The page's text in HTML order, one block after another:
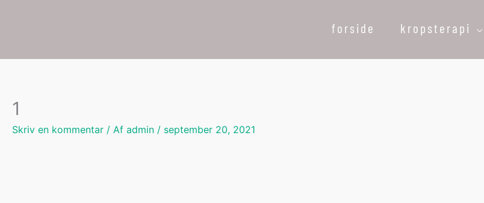
forside kropsterapi
1
Skriv en kommentar / Af admin / september 20, 2021